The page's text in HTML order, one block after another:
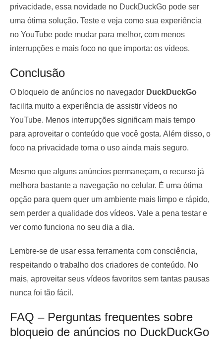
privacidade, essa novidade no DuckDuckGo pode ser
uma ótima solução. Teste e veja como sua experiência
no YouTube pode mudar para melhor, com menos
interrupções e mais foco no que importa: os vídeos.
Conclusão
O bloqueio de anúncios no navegador DuckDuckGo
facilita muito a experiência de assistir vídeos no
YouTube. Menos interrupções significam mais tempo
para aproveitar o conteúdo que você gosta. Além disso, o
foco na privacidade torna o uso ainda mais seguro.
Mesmo que alguns anúncios permaneçam, o recurso já
melhora bastante a navegação no celular. É uma ótima
opção para quem quer um ambiente mais limpo e rápido,
sem perder a qualidade dos vídeos. Vale a pena testar e
ver como funciona no seu dia a dia.
Lembre-se de usar essa ferramenta com consciência,
respeitando o trabalho dos criadores de conteúdo. No
mais, aproveitar seus vídeos favoritos sem tantas pausas
nunca foi tão fácil.
FAQ – Perguntas frequentes sobre
bloqueio de anúncios no DuckDuckGo